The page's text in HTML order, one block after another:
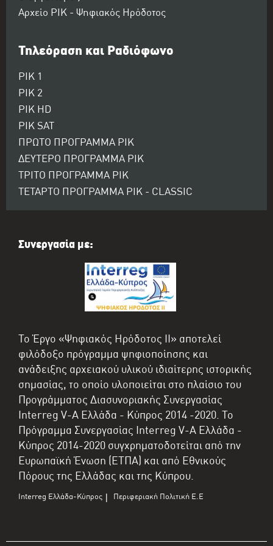
Αρχείο ΡΙΚ - Ψηφιακός Ηρόδοτος
Τηλεόραση και Ραδιόφωνο
ΡΙΚ 1
ΡΙΚ 2
ΡΙΚ HD
ΡΙΚ SAT
ΠΡΩΤΟ ΠΡΟΓΡΑΜΜΑ ΡΙΚ
ΔΕΥΤΕΡΟ ΠΡΟΓΡΑΜΜΑ ΡΙΚ
ΤΡΙΤΟ ΠΡΟΓΡΑΜΜΑ ΡΙΚ
ΤΕΤΑΡΤΟ ΠΡΟΓΡΑΜΜΑ ΡΙΚ - CLASSIC
Συνεργασία με:
Το Έργο «Ψηφιακός Ηρόδοτος II» αποτελεί
φιλόδοξο πρόγραμμα ψηφιοποίησης και
ανάδειξης αρχειακού υλικού ιδιαίτερης ιστορικής
σημασίας, το οποίο υλοποιείται στο πλαίσιο του
Προγράμματος Διασυνοριακής Συνεργασίας
Interreg V-A Ελλάδα - Κύπρος 2014 -2020. Το
Πρόγραμμα Συνεργασίας Interreg V-A Ελλάδα -
Κύπρος 2014-2020 συγχρηματοδοτείται από την
Ευρωπαϊκή Ένωση (ΕΤΠΑ) και από Εθνικούς
Πόρους της Ελλάδας και της Κύπρου.
Interreg Ελλάδα-Κύπρος Περιφεριακή Πολιτική Ε.Ε